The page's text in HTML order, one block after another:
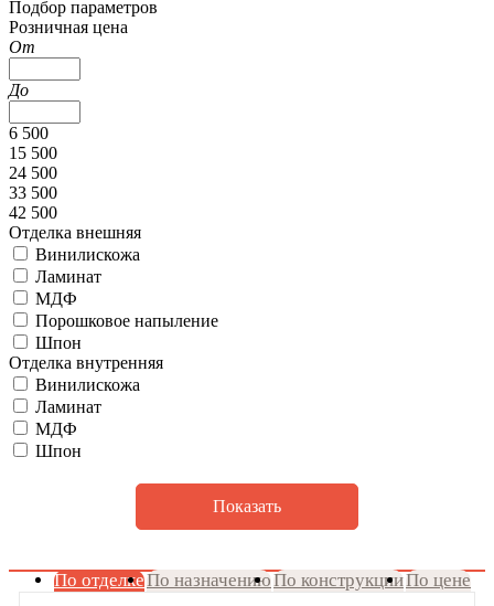
Подбор параметров
Розничная цена
От
До
6 500
15 500
24 500
33 500
42 500
Отделка внешняя
Винилискожа
Ламинат
МДФ
Порошковое напыление
Шпон
Отделка внутренняя
Винилискожа
Ламинат
МДФ
Шпон
Показать
По отделкеПо назначениюПо конструкцииПо цене